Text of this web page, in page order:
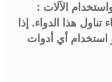
الآلات :
هذا الدواء. إذا
استخدام أي أدوات